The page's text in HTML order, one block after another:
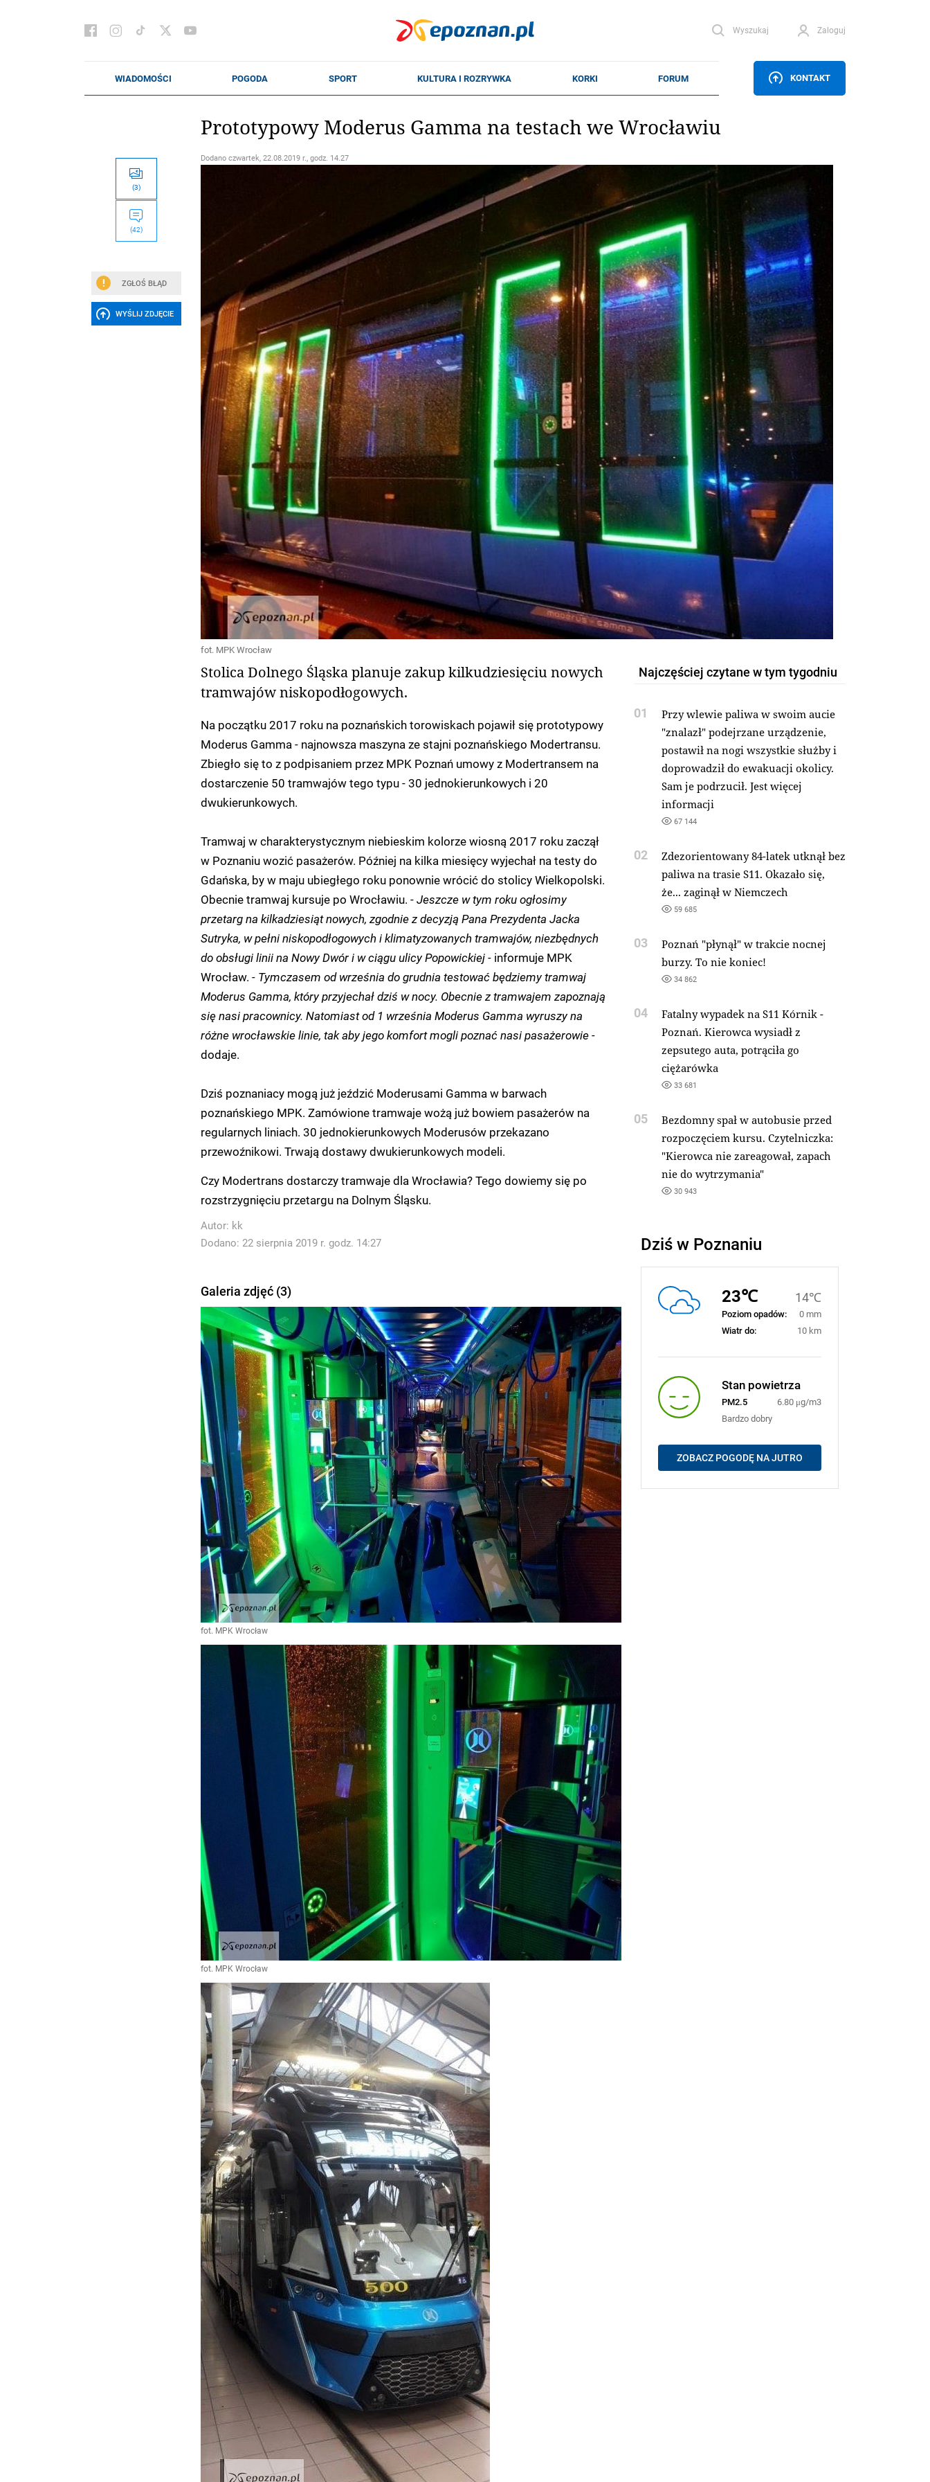
Wyszukaj Zaloguj
KONTAKT
(3)
(42)
ZGŁOŚ BŁĄD
WYŚLIJ ZDJĘCIE
Prototypowy Moderus Gamma na testach we Wrocławiu
Dodano czwartek, 22.08.2019 r., godz. 14.27
fot. MPK Wrocław
Stolica Dolnego Śląska planuje zakup kilkudziesięciu nowych
tramwajów niskopodłogowych.
Na początku 2017 roku na poznańskich torowiskach pojawił się prototypowy
Moderus Gamma - najnowsza maszyna ze stajni poznańskiego Modertransu.
Zbiegło się to z podpisaniem przez MPK Poznań umowy z Modertransem na
dostarczenie 50 tramwajów tego typu - 30 jednokierunkowych i 20
dwukierunkowych.
Tramwaj w charakterystycznym niebieskim kolorze wiosną 2017 roku zaczął
w Poznaniu wozić pasażerów. Później na kilka miesięcy wyjechał na testy do
Gdańska, by w maju ubiegłego roku ponownie wrócić do stolicy Wielkopolski.
Obecnie tramwaj kursuje po Wrocławiu. -Jeszcze w tym roku ogłosimy
przetarg na kilkadziesiąt nowych, zgodnie z decyzją Pana Prezydenta Jacka
Sutryka, w pełni niskopodłogowych i klimatyzowanych tramwajów, niezbędnych
do obsługi linii na Nowy Dwór i w ciągu ulicy Popowickiej - informuje MPK
Wrocław. - Tymczasem od września do grudnia testować będziemy tramwaj
Moderus Gamma, który przyjechał dziś w nocy. Obecnie z tramwajem zapoznają
się nasi pracownicy. Natomiast od 1 września Moderus Gamma wyruszy na
różne wrocławskie linie, tak aby jego komfort mogli poznać nasi pasażerowie -
dodaje.
Dziś poznaniacy mogą już jeździć Moderusami Gamma w barwach
poznańskiego MPK. Zamówione tramwaje wożą już bowiem pasażerów na
regularnych liniach. 30 jednokierunkowych Moderusów przekazano
przewoźnikowi. Trwają dostawy dwukierunkowych modeli.
Czy Modertrans dostarczy tramwaje dla Wrocławia? Tego dowiemy się po
rozstrzygnięciu przetargu na Dolnym Śląsku.
Autor: kk
Dodano: 22 sierpnia 2019 r. godz. 14:27
Galeria zdjęć (3)
fot. MPK Wrocław
fot. MPK Wrocław
Najczęściej czytane w tym tygodniu
01
Przy wlewie paliwa w swoim aucie
"znalazł" podejrzane urządzenie,
postawił na nogi wszystkie służby i
doprowadził do ewakuacji okolicy.
Sam je podrzucił. Jest więcej
informacji
67 144
02
Zdezorientowany 84-latek utknął bez
paliwa na trasie S11. Okazało się,
że... zaginął w Niemczech
59 685
03
Poznań "płynął" w trakcie nocnej
burzy. To nie koniec!
34 862
04
Fatalny wypadek na S11 Kórnik -
Poznań. Kierowca wysiadł z
zepsutego auta, potrąciła go
ciężarówka
33 681
05
Bezdomny spał w autobusie przed
rozpoczęciem kursu. Czytelniczka:
"Kierowca nie zareagował, zapach
nie do wytrzymania"
30 943
Dziś w Poznaniu
23℃ 14℃
Poziom opadów:
0 mm
Wiatr do:
10 km
Stan powietrza
PM2.5
6.80 μg/m3
Bardzo dobry
ZOBACZ POGODĘ NA JUTRO